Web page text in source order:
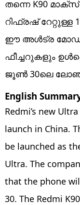
തന്നെ K90
റിഫ്രഷ് റേറ്റുള്ള
ഈ അ‌ൾട്ര
ഫീച്ചറുകളും
ജൂൺ 30ലെ
English
Redmi’s new
launch in China.
be launched as
Ultra. The
that the phone
30. The Redmi